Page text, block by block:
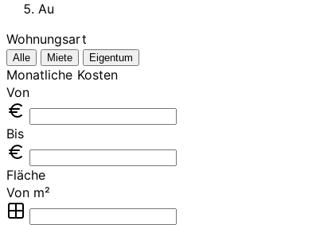
Au
Wohnungsart
Alle Miete Eigentum
Monatliche Kosten
Von
Bis
Fläche
Von m²